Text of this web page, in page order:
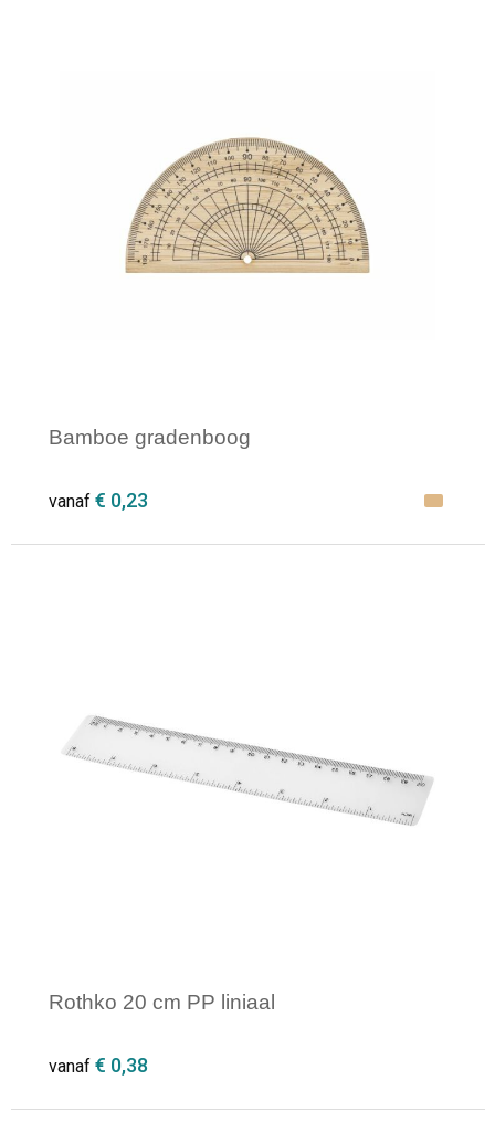
Bamboe gradenboog
vanaf € 0,23
Rothko 20 cm PP liniaal
vanaf € 0,38